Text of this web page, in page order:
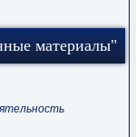
материалы"